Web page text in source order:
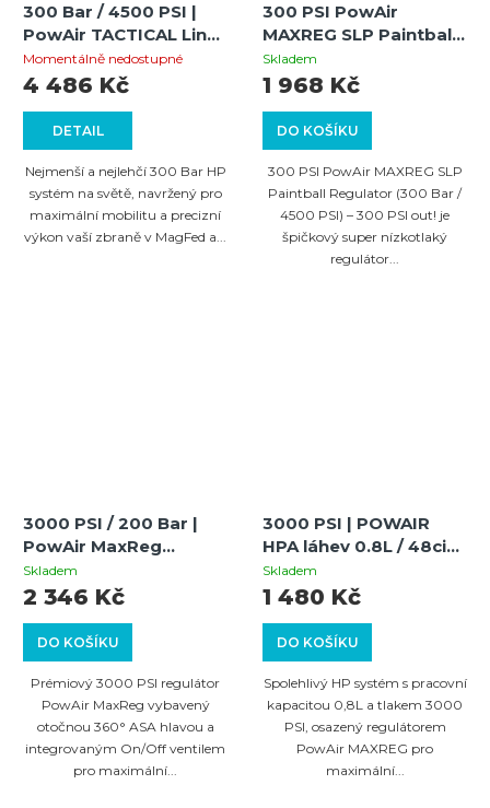
300 Bar / 4500 PSI |
PowAir TACTICAL Line
CC 0,21L / 13ci HP
System
Momentálně nedostupné
DETAIL
4 486 Kč
Nejmenší a nejlehčí 300 Bar HP
systém na světě, navržený pro
maximální mobilitu a precizní
výkon vaší zbraně v MagFed a...
300 PSI PowAir
MAXREG SLP Paintball
Regulator (300 Bar /
4500 PSI)
Skladem
DO KOŠÍKU
1 968 Kč
300 PSI PowAir MAXREG SLP
Paintball Regulator (300 Bar /
4500 PSI) – 300 PSI out! je
špičkový super nízkotlaký
regulátor...
3000 PSI / 200 Bar |
PowAir MaxReg
regulátor s 360°
hlavou a On/Off
Skladem
DO KOŠÍKU
2 346 Kč
Prémiový 3000 PSI regulátor
PowAir MaxReg vybavený
otočnou 360° ASA hlavou a
integrovaným On/Off ventilem
pro maximální...
3000 PSI | POWAIR
HPA láhev 0.8L / 48ci
hliníková s
regulátorem MAXREG
Skladem
DO KOŠÍKU
1 480 Kč
Spolehlivý HP systém s pracovní
kapacitou 0,8L a tlakem 3000
PSI, osazený regulátorem
PowAir MAXREG pro
maximální...